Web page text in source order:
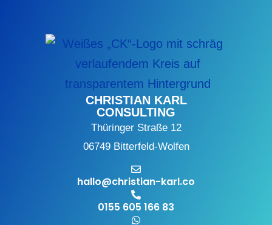
CHRISTIAN KARL
CONSULTING
Thüringer Straße 12
06749 Bitterfeld-Wolfen
hallo@christian-karl.co
0155 605 166 83